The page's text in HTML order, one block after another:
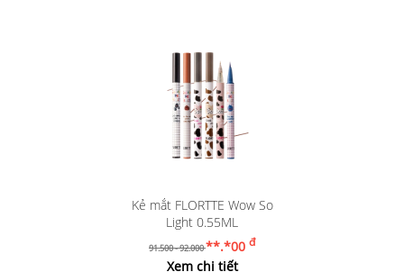
Kẻ mắt FLORTTE Wow So
Light 0.55ML
91.500 - 92.000**.*00 đ
Xem chi tiết